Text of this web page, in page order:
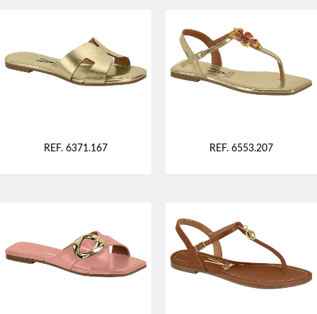
REF. 6371.167 REF. 6553.207